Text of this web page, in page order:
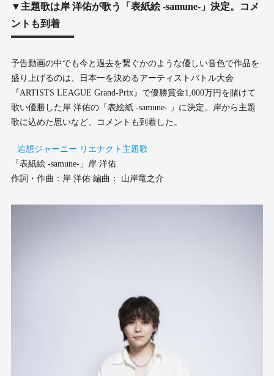
▼主題歌は岸 洋佑が歌う「表紙絵 -samune-」決定。コメ
ントも到着
予告動画の中でも今と過去を繋ぐかのような優しい音色で作品を
盛り上げるのは、日本一を決めるアーティストバトル大会
『ARTISTS LEAGUE Grand-Prix』で優勝賞金1,000万円を賭けて
歌い優勝した岸 洋佑の「表絵紙 -samune- 」に決定。岸から主題
歌に込めた思いなど、コメントも到着した。
追想ジャーニー リエナクト主題歌
「表紙絵 -samune-」岸 洋佑
作詞・作曲：岸 洋佑 編曲： 山岸竜之介